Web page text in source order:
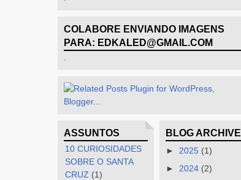
COLABORE ENVIANDO IMAGENS
PARA: EDKALED@GMAIL.COM
ASSUNTOS
10 CURIOSIDADES
SOBRE O SANTA
CRUZ (1)
BLOG ARCHIVE
►2025 (1)
► 2024 (2)